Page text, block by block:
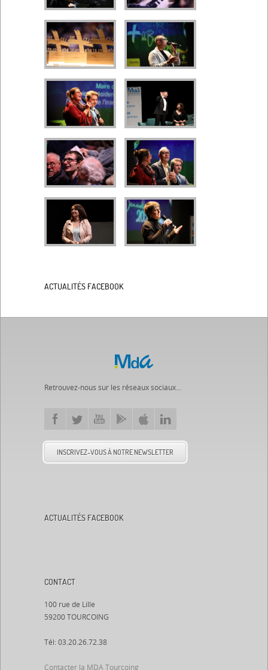
ACTUALITÉS FACEBOOK
Retrouvez-nous sur les réseaux sociaux...
INSCRIVEZ-VOUS À NOTRE NEWSLETTER
ACTUALITÉS FACEBOOK
CONTACT
100 rue de Lille
59200 TOURCOING
Tél: 03.20.26.72.38
Contacter la MDA Tourcoing